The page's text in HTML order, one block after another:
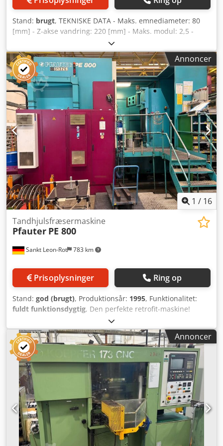
Stand: brugt, TEKNISKE DATA - Maks. emnediameter: 80
[mm] - Z-akse vandring: 220 [mm] - Maks. modul: 2,5 -
Maks. omdrejningstal for emneholder-spindel: 3000
[omdr./min.] - Maks. dimensioner på skærehoved
(diameter × længde): 118 x 120 [mm] - Spindelhastighed
for fræser: 200-5000 [omdr./min.] - Slagvandring: 140 [mm]
- Vinkelbevægelse af fræsehoved: -45/+115 [grader]
Credpfx Adoyuzgaokof - Pladsbehov: 2700/2180 [mm] -
Maskinhøjde: 2310 [mm] - Maskinvægt: 4800 [kg] TILBEHØR
- Styring: Siemens 840D PowerLine - Læsningsmanipulator
Annoncer
1 / 16
Sankt Leon-Rot 783 km
Tandhjulsfræsermaskine
Pfauter PE 800
Prisoplysninger Ring op
Stand: god (brugt), Produktionsår: 1995, Funktionalitet:
fuldt funktionsdygtig, Den perfekte retrofit-maskine!
Mekanisk i en forrygende stand! Denne maskine kan
besigtiges under strøm indtil 12.05.2026 og demonteres
herefter af pladshensyn. Venligst find vedhæftet de
aktuelle KLINGELNBERG-måleprotokoller til download.
Gleason P 800 Byggeår: 1995 Styring: SIEMENS 840 C
(udgået) Stand: mekanisk i meget god stand Funktion:
funktionsdygtig Besigtigelse: mulig under strøm Tekniske
data: Nominel emnediameter: 800 mm Maks.
emnediameter: 800 mm Maks. emnediameter,
specialversion: 1.200 mm Nominel modul: 20 / 30 mm
Nominel modul, specialversion: 25 / 35 mm Drivkraft: 35
kW Drivkraft, specialversion: 52 kW Værktøjshovedets
Annoncer